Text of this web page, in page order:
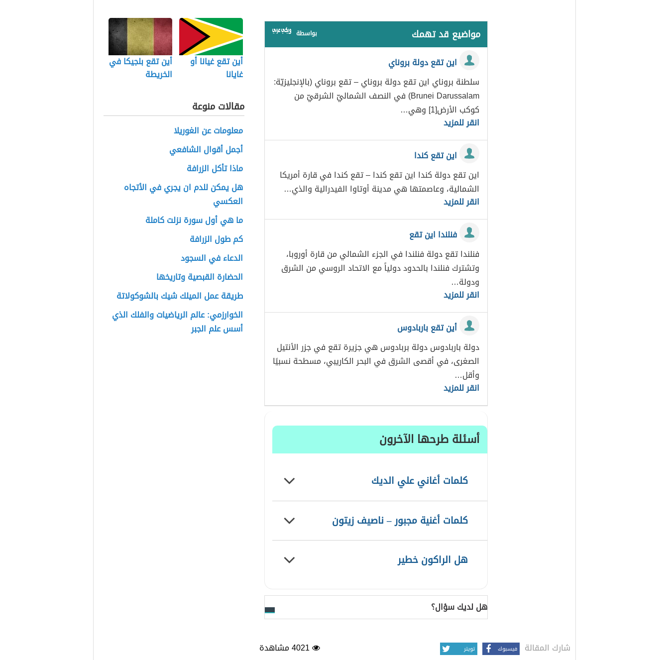
مواضيع قد تهمك بواسطة
اين تقع دولة بروناي
سلطنة بروناي اين تقع دولة بروناي – تقع بروناي (بالإنجليزيّة:
Brunei Darussalam) في النصف الشماليّ الشرقيّ من
كوكب الأرض[1] وهي…
انقر للمزيد
اين تقع كندا
اين تقع دولة كندا اين تقع كندا – تقع كندا في قارة أمريكا
الشمالية، وعاصمتها هي مدينة أوتاوا الفيدرالية والذي…
انقر للمزيد
فنلندا اين تقع
فنلندا تقع دولة فنلندا في الجزء الشمالي من قارة أوروبا،
وتشترك فنلندا بالحدود دولياً مع الاتحاد الروسي من الشرق
ودولة…
انقر للمزيد
أين تقع باربادوس
دولة باربادوس دولة بربادوس هي جزيرة تقع في جزر الأنتيل
الصغرى، في أقصى الشرق في البحر الكاريبي، مسطحة نسبيًا
وأقل…
انقر للمزيد
أسئلة طرحها الآخرون
كلمات أغاني علي الديك
كلمات أغنية مجبور – ناصيف زيتون
هل الراكون خطير
هل لديك سؤال؟
شارك المقالة فيسبوك تويتر 4021 مشاهدة
أين تقع غيانا أو
غايانا
أين تقع بلجيكا في
الخريطة
مقالات منوعة
معلومات عن الغوريلا
أجمل أقوال الشافعي
ماذا تأكل الزرافة
هل يمكن للدم ان يجري في الأتجاه
العكسي
ما هي أول سورة نزلت كاملة
كم طول الزرافة
الدعاء في السجود
الحضارة القبصية وتاريخها
طريقة عمل الميلك شيك بالشوكولاتة
الخوارزمي: عالم الرياضيات والفلك الذي
أسس علم الجبر